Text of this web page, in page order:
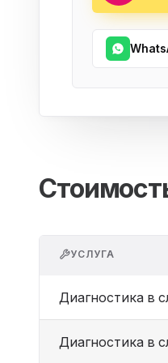
УСЛУГА
Диагностика в
Диагностика в